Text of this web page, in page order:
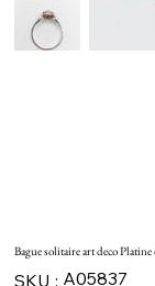
Bague solitaire art deco
SKU :
SKU
A05837